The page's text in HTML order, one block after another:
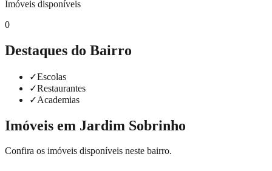
Imóveis disponíveis
0
Destaques do Bairro
✓Escolas
✓Restaurantes
✓Academias
Imóveis em Jardim Sobrinho
Confira os imóveis disponíveis neste bairro.